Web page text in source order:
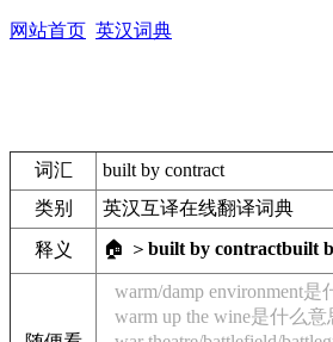
网站首页 英汉词典
词汇
built by contract
类别
英汉互译在线翻译词典
释义 🏠 ＞ built by contractbuilt
warm/damp environment是
warm up the wine是什么意